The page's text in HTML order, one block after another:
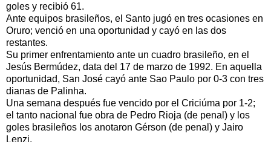
goles y recibió 61.
Ante equipos brasileños, el Santo jugó en tres ocasiones en
Oruro; venció en una oportunidad y cayó en las dos
restantes.
Su primer enfrentamiento ante un cuadro brasileño, en el
Jesús Bermúdez, data del 17 de marzo de 1992. En aquella
oportunidad, San José cayó ante Sao Paulo por 0-3 con tres
dianas de Palinha.
Una semana después fue vencido por el Criciúma por 1-2;
el tanto nacional fue obra de Pedro Rioja (de penal) y los
goles brasileños los anotaron Gérson (de penal) y Jairo
Lenzi.